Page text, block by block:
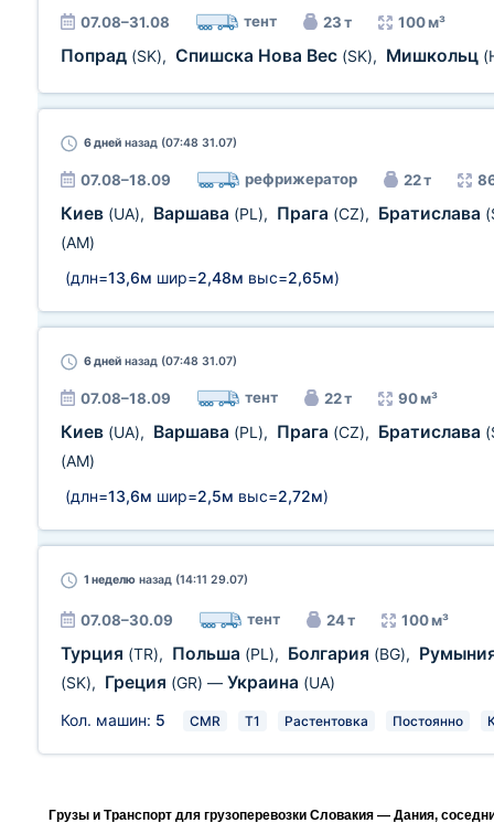
07.08–31.08 тент 23 т 100 м³
Попрад (SK), Спишска Нова Вес (SK), Мишкольц
6 дней назад (07:48 31.07)
07.08–18.09 рефрижератор 22 т
Киев (UA), Варшава (PL), Прага (CZ), Братислава
(AM)
(длн=13,6м шир=2,48м выс=2,65м)
6 дней назад (07:48 31.07)
07.08–18.09 тент 22 т 90 м³
Киев (UA), Варшава (PL), Прага (CZ), Братислава
(AM)
(длн=13,6м шир=2,5м выс=2,72м)
1 неделю назад (14:11 29.07)
07.08–30.09 тент 24 т 100 м³
Турция (TR), Польша (PL), Болгария (BG),
(SK), Греция (GR) — Украина (UA)
Кол. машин: 5 CMR T1 Растентовка Постоянно
Грузы и Транспорт для грузоперевозки Словакия — Дания,